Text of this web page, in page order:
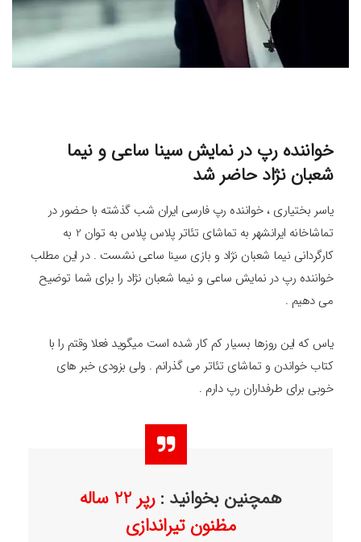
خواننده رپ در نمایش سینا ساعی و نیما
شعبان نژاد حاضر شد
یاسر بختیاری ، خواننده رپ فارسی ایران شب گذشته با حضور در
تماشاخانه ایرانشهر به تماشای تئاتر پلاس پلاس به توان 2 به
کارگردانی نیما شعبان نژاد و بازی سینا ساعی نشست . در این مطلب
خواننده رپ در نمایش ساعی و نیما شعبان نژاد را برای شما توضیح
می دهیم .
یاس که این روزها بسیار کم کار شده است میگوید فعلا وقتم را با
کتاب خواندن و تماشای تئاتر می گذرانم . ولی بزودی خبر های
خوبی برای طرفداران رپ دارم .
همچنین بخوانید :
رپر 22 ساله
مظنون تیراندازی